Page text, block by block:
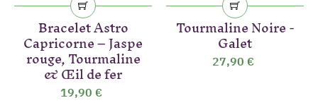
Bracelet Astro
Capricorne – Jaspe
rouge, Tourmaline
& Œil de fer
19,90 €
Tourmaline Noire -
Galet
27,90 €